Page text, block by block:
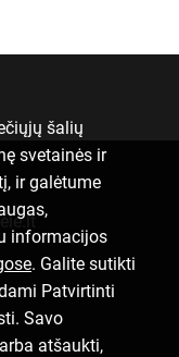
šalių
svetainės ir
ir galėtume
informacijos
. Galite sutikti
Patvirtinti
Savo
atšaukti,